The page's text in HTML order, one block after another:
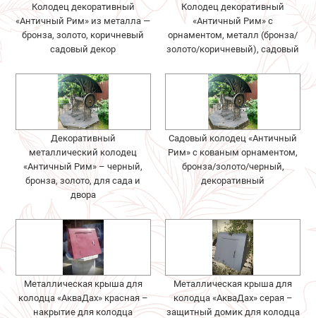
Колодец декоративный
«Античный Рим» из металла —
бронза, золото, коричневый
садовый декор
Колодец декоративный
«Античный Рим» с
орнаментом, металл (бронза/
золото/коричневый), садовый
Декоративный
металлический колодец
«Античный Рим» – черный,
бронза, золото, для сада и
двора
Садовый колодец «Античный
Рим» с кованым орнаментом,
бронза/золото/черный,
декоративный
Металлическая крыша для
колодца «АкваДах» красная –
накрытие для колодца
Металлическая крыша для
колодца «АкваДах» серая –
защитный домик для колодца